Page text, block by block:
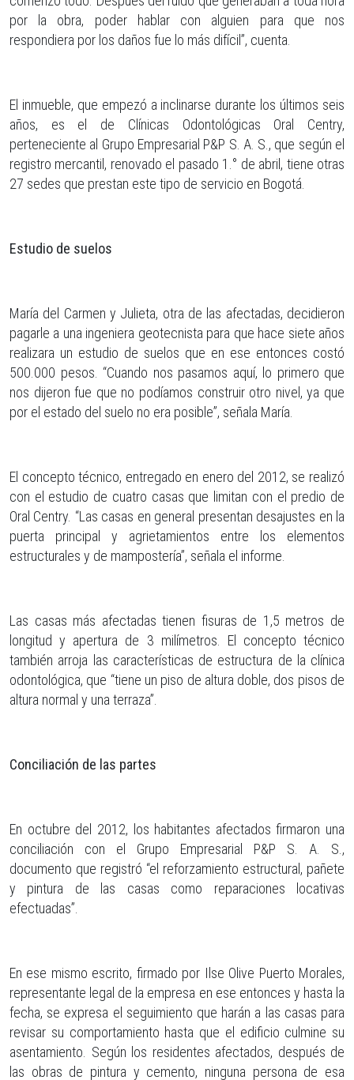
por la obra, poder hablar con alguien para que nos
respondiera por los daños fue lo más difícil”, cuenta.
El inmueble, que empezó a inclinarse durante los últimos seis
años, es el de Clínicas Odontológicas Oral Centry,
perteneciente al Grupo Empresarial P&P S. A. S., que según el
registro mercantil, renovado el pasado 1.° de abril, tiene otras
27 sedes que prestan este tipo de servicio en Bogotá.
Estudio de suelos
María del Carmen y Julieta, otra de las afectadas, decidieron
pagarle a una ingeniera geotecnista para que hace siete años
realizara un estudio de suelos que en ese entonces costó
500.000 pesos. “Cuando nos pasamos aquí, lo primero que
nos dijeron fue que no podíamos construir otro nivel, ya que
por el estado del suelo no era posible”, señala María.
El concepto técnico, entregado en enero del 2012, se realizó
con el estudio de cuatro casas que limitan con el predio de
Oral Centry. “Las casas en general presentan desajustes en la
puerta principal y agrietamientos entre los elementos
estructurales y de mampostería”, señala el informe.
Las casas más afectadas tienen fisuras de 1,5 metros de
longitud y apertura de 3 milímetros. El concepto técnico
también arroja las características de estructura de la clínica
odontológica, que “tiene un piso de altura doble, dos pisos de
altura normal y una terraza”.
Conciliación de las partes
En octubre del 2012, los habitantes afectados firmaron una
conciliación con el Grupo Empresarial P&P S. A. S.,
documento que registró “el reforzamiento estructural, pañete
y pintura de las casas como reparaciones locativas
efectuadas”.
En ese mismo escrito, firmado por Ilse Olive Puerto Morales,
representante legal de la empresa en ese entonces y hasta la
fecha, se expresa el seguimiento que harán a las casas para
revisar su comportamiento hasta que el edificio culmine su
asentamiento. Según los residentes afectados, después de
las obras de pintura y cemento, ninguna persona de esa